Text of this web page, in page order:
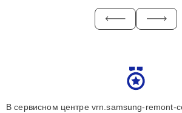
В сервисном центре vrn.samsung-remont-